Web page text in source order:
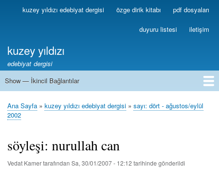
Ana
içeriğe
Birincilkuzey yıldızı edebiyat dergisi özge dirik kitabı pdf dosyaları
duyuru listesi iletişim
kuzey yıldızı
edebiyat dergisi
İkincil
Show — İkincil Bağlantılar
1
2
3
4
5
6
7
8
9
10
11
12
13
Sayfa
Ana Sayfa kuzey yıldızı edebiyat dergisi
sayı: dört - ağustos/eylül
2002
söyleşi: nurullah can
Vedat Kamertarafından Sa, 30/01/2007 - 12:12 tarihinde gönderildi